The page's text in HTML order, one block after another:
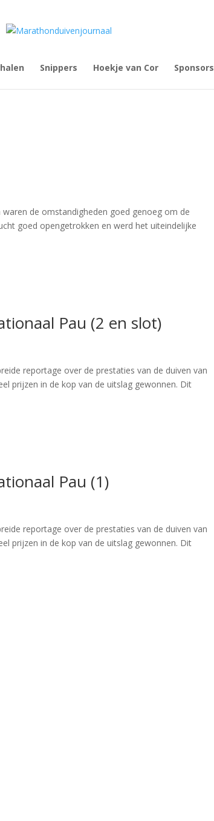
Snippers Hoekje van Cor Sponsors
de omstandigheden goed genoeg om de
goed opengetrokken en werd het uiteindelijke
Pau (2 en slot)
reportage over de prestaties van de duiven van
prijzen in de kop van de uitslag gewonnen. Dit
Pau (1)
reportage over de prestaties van de duiven van
prijzen in de kop van de uitslag gewonnen. Dit